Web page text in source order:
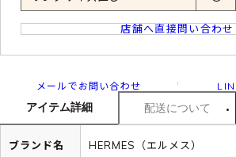
店舗へ直接問い合わせ
メールでお問い合わせ
アイテム詳細 配送について
ブランド名 HERMES（エルメス）